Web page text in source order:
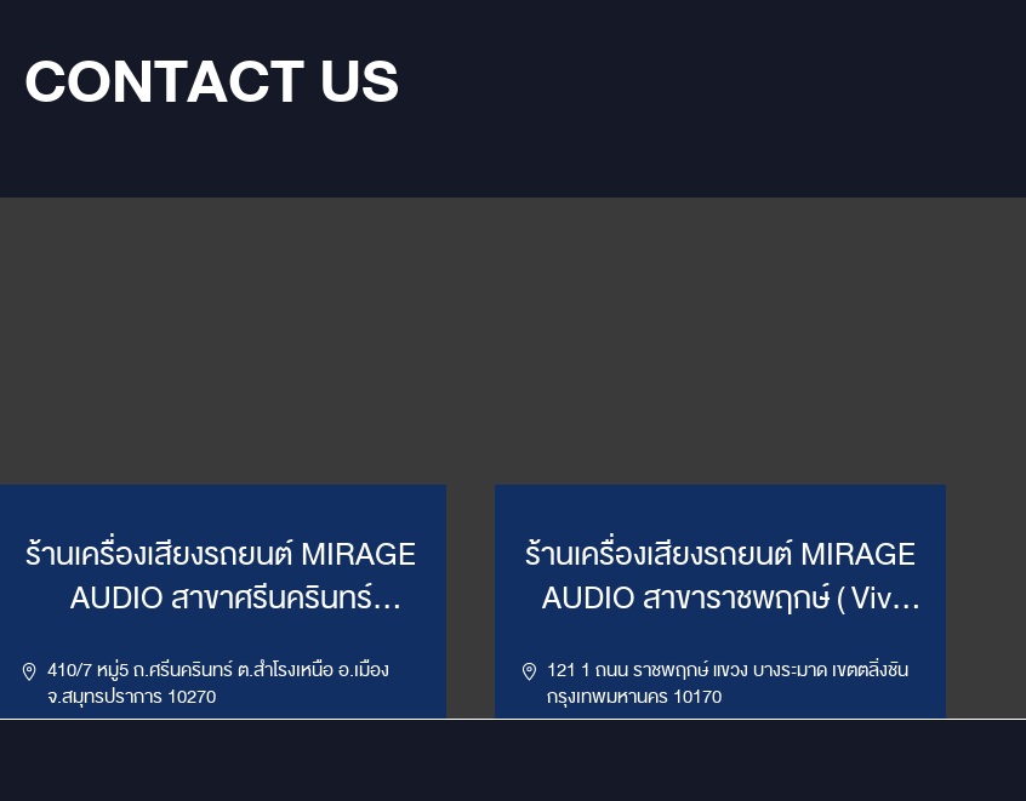
CONTACT US
ร้านเครื่องเสียงรถยนต์ MIRAGE
AUDIO สาขาศรีนครินทร์
410/7 หมู่5 ถ.ศรีนครินทร์ ต.สำโรงเหนือ อ.เมือง
จ.สมุทรปราการ 10270
ร้านเครื่องเสียงรถยนต์ MIRAGE
AUDIO สาขาราชพฤกษ์ ( Vivi
121 1 ถนน ราชพฤกษ์ แขวง บางระมาด เขตตลิ่งชัน
กรุงเทพมหานคร 10170